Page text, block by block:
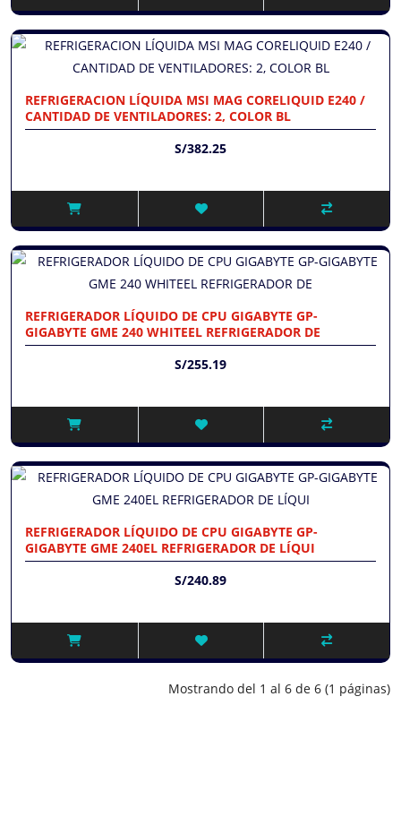
REFRIGERACION LÍQUIDA MSI MAG CORELIQUID E240 /
CANTIDAD DE VENTILADORES: 2, COLOR BL
S/382.25
REFRIGERADOR LÍQUIDO DE CPU GIGABYTE GP-
GIGABYTE GME 240 WHITEEL REFRIGERADOR DE
S/255.19
REFRIGERADOR LÍQUIDO DE CPU GIGABYTE GP-
GIGABYTE GME 240EL REFRIGERADOR DE LÍQUI
S/240.89
Mostrando del 1 al 6 de 6 (1 páginas)